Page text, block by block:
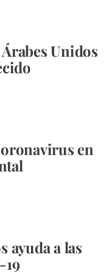
Unidos
en
ayuda a las